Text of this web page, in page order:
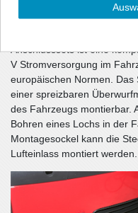
Lieferung inkl.
Anschlusssets ist eine
V Stromversorgung im
europäischen Normen. Das
einer spreizbaren
des Fahrzeugs montierbar.
Bohren eines Lochs in der
Montagesockel kann die
Lufteinlass montiert werden.